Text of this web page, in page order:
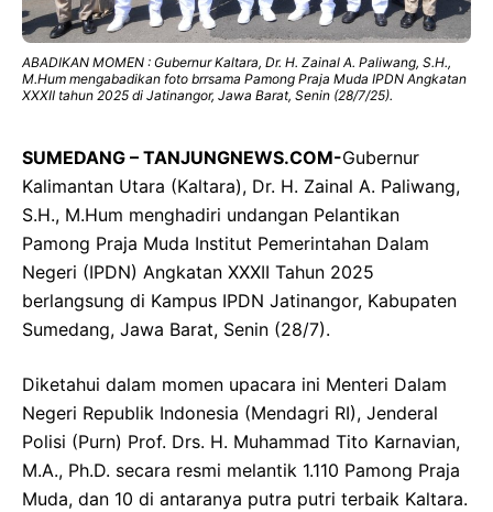
ABADIKAN MOMEN : Gubernur Kaltara, Dr. H. Zainal A. Paliwang, S.H.,
M.Hum mengabadikan foto brrsama Pamong Praja Muda IPDN Angkatan
XXXII tahun 2025 di Jatinangor, Jawa Barat, Senin (28/7/25).
SUMEDANG – TANJUNGNEWS.COM-Gubernur
Kalimantan Utara (Kaltara), Dr. H. Zainal A. Paliwang,
S.H., M.Hum menghadiri undangan Pelantikan
Pamong Praja Muda Institut Pemerintahan Dalam
Negeri (IPDN) Angkatan XXXII Tahun 2025
berlangsung di Kampus IPDN Jatinangor, Kabupaten
Sumedang, Jawa Barat, Senin (28/7).
Diketahui dalam momen upacara ini Menteri Dalam
Negeri Republik Indonesia (Mendagri RI), Jenderal
Polisi (Purn) Prof. Drs. H. Muhammad Tito Karnavian,
M.A., Ph.D. secara resmi melantik 1.110 Pamong Praja
Muda, dan 10 di antaranya putra putri terbaik Kaltara.